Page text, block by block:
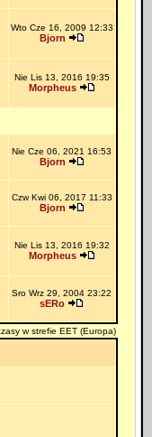
Wto Cze 16, 2009 12:33
Bjorn
Nie Lis 13, 2016 19:35
Morpheus
Nie Cze 06, 2021 16:53
Bjorn
Czw Kwi 06, 2017 11:33
Bjorn
Nie Lis 13, 2016 19:32
Morpheus
Sro Wrz 29, 2004 23:22
sERo
w strefie EET (Europa)